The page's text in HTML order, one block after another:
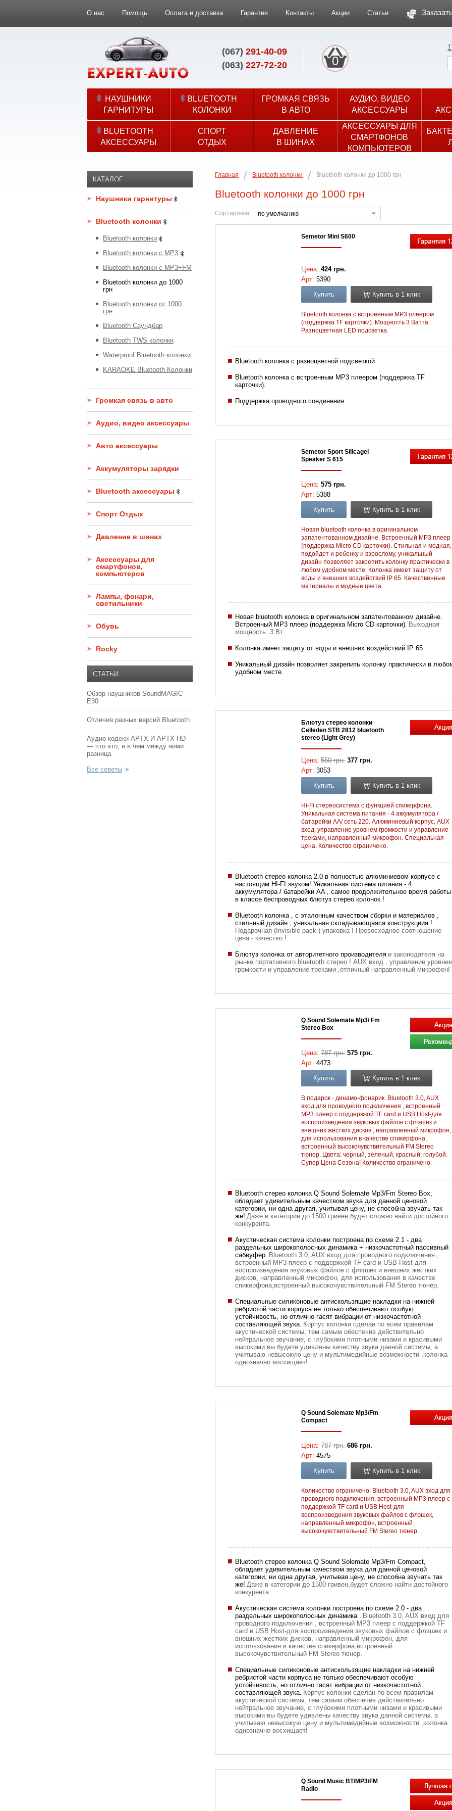
О нас Помощь Оплата и доставка Гарантия Контакты Акции Статьи
(067) 291-40-09
(063) 227-72-20 0
НАУШНИКИ
ГАРНИТУРЫ
BLUETOOTH
КОЛОНКИ
ГРОМКАЯ СВЯЗЬ
В АВТО
АУДИО, ВИДЕО
АКСЕССУАРЫ
BLUETOOTH
АКСЕССУАРЫ
СПОРТ
ОТДЫХ
ДАВЛЕНИЕ
В ШИНАХ
АКСЕССУАРЫ ДЛЯ
СМАРТФОНОВ
КОМПЬЮТЕРОВ
КАТАЛОГ
Наушники гарнитуры
Bluetooth колонки
Bluetooth колонки
Bluetooth колонки с MP3
Bluetooth колонки с MP3+FM
Bluetooth колонки до 1000
грн
Bluetooth колонки от 1000
грн
Bluetooth Саундбар
Bluetooth TWS колонки
Waterproof Bluetooth колонки
KARAOKE Bluetooth Колонки
Громкая связь в авто
Аудио, видео аксессуары
Авто аксессуары
Аккумуляторы зарядки
Bluetooth аксессуары
Спорт Отдых
Давление в шинах
Аксессуары для
смартфонов,
компьютеров
Лампы, фонари,
светильники
Обувь
Rocky
СТАТЬИ
Обзор наушников SoundMAGIC
E30
Отличия разных версий Bluetooth
Аудио кодеки APTX И APTX HD
— что это, и в чем между ними
разница
Все советы
Главная Bluetooth колонки Bluetooth колонки до 1000 грн
Bluetooth колонки до 1000 грн
Сортировка по умолчанию
Semetor Mini S600
Цена: 424 грн.
Арт: 5390
Купить
Купить в 1 клик
Bluetooth колонка с встроенным МР3 плеером
(поддержка TF карточки). Мощность 3 Ватта.
Разноцветная LED подсветка.
Bluetooth колонка с разноцветной подсветкой.
Bluetooth колонка с встроенным МР3 плеером (поддержка TF
карточки).
Поддержка проводного соединения.
Semetor Sport Silicagel
Speaker S 615
Цена: 575 грн.
Арт: 5388
Купить
Купить в 1 клик
Новая bluetooth колонка в оригинальном
запатентованном дизайне. Встроенный МР3 плеер
(поддержка Micro CD карточки). Стильная и модная,
подойдет и ребенку и взрослому, уникальный
дизайн позволяет закрепить колонку практически в
любом удобном месте. Колонка имеет защиту от
воды и внешних воздействий IP 65. Качественные
материалы и модные цвета.
Новая bluetooth колонка в оригинальном запатентованном дизайне.
Встроенный МР3 плеер (поддержка Micro CD карточки). Выходная
мощность: 3 Вт
Колонка имеет защиту от воды и внешних воздействий IP 65.
Уникальный дизайн позволяет закрепить колонку практически в
удобном месте.
Блютуз стерео колонки
Celleden STB 2812 bluetooth
stereo (Light Grey)
Цена: 550 грн. 377 грн.
Арт: 3053
Купить
Купить в 1 клик
Hi-Fi стереосистема с функцией спикерфона.
Уникальная система питания - 4 аккумулятора /
батарейки AA/ сеть 220. Алюминиевый корпус. AUX
вход, управление уровнем громкости и управление
треками, направленный микрофон. Специальная
цена. Количество ограничено.
Bluetooth стерео колонка 2.0 в полностью алюминиевом корпусе с
настоящим HI-FI звуком! Уникальная система питания - 4
аккумулятора / батарейки AA , cамое продолжительное время работы
в классе беспроводных блютуз стерео колонок !
Bluetooth колонка , с эталонным качеством сборки и материалов ,
стильный дизайн , уникальная складывающаяся конструкциия !
Подарочная (Invisible pack ) упаковка ! Превосходное соотношение
цена - качество !
Блютуз колонка от авторитетного производителя и законодателя на
рынке портативного bluetooth стерео ! AUX вход , управление
громкости и управление треками ,отличный направленный микрофон!
Q Sound Solemate Mp3/ Fm
Stereo Box
Цена: 787 грн. 575 грн.
Арт: 4473
Купить
Купить в 1 клик
В подарок - динамо-фонарик. Bluetooth 3.0, AUX
вход для проводного подключения , встроенный
MP3 плеер с поддержкой TF card и USB Host-для
воспроизведения звуковых файлов с флэшек и
внешних жестких дисков , направленный микрофон,
для использования в качестве спикерфона,
встроенный высокочувствительный FM Stereo
тюнер. Цвета: черный, зеленый, красный, голубой.
Супер Цена Сезона! Количество ограничено.
Bluetooth стерео колонка Q Sound Solemate Mp3/Fm Stereo Box,
обладает удивительным качеством звука для данной ценовой
категории, ни одна другая, учитывая цену, не способна звучать так
же! Даже в категории до 1500 гривен,будет сложно найти достойного
конкурента.
Акустическая система колонки построена по схеме 2.1 - два
раздельных широкополосных динамика + низкочастотный пассивный
сабвуфер. Bluetooth 3.0, AUX вход для проводного подключения ,
встроенный MP3 плеер с поддержкой TF card и USB Host-для
воспроизведения звуковых файлов с флэшек и внешних жестких
дисков, направленный микрофон, для использования в качестве
спикерфона,встроенный высокочувствительный FM Stereo тюнер.
Специальные силиконовые антискользящие накладки на нижней
ребристой части корпуса не только обеспечивают особую
устойчивость, но отлично гасят вибрации от низкочастотной
составляющей звука. Корпус колонки сделан по всем правилам
акустической системы, тем самым обеспечив действительно
нейтральное звучание, с глубокими плотными низами и красивыми
высокими вы будете удивлены качеству звука данной системы, а
учитываю невысокую цену и мультимедийные возможности ,колонка
однозначно восхищает!
Q Sound Solemate Mp3/Fm
Compact
Цена: 787 грн. 686 грн.
Арт: 4575
Купить
Купить в 1 клик
Количество ограничено. Bluetooth 3.0, AUX вход для
проводного подключения, встроенный MP3 плеер с
поддержкой TF card и USB Host-для
воспроизведения звуковых файлов с флэшек,
направленный микрофон, встроенный
высокочувствительный FM Stereo тюнер.
Bluetooth стерео колонка Q Sound Solemate Mp3/Fm Compact,
обладает удивительным качеством звука для данной ценовой
категории, ни одна другая, учитывая цену, не способна звучать так
же! Даже в категории до 1500 гривен,будет сложно найти достойного
конкурента.
Акустическая система колонки построена по схеме 2.0 - два
раздельных широкополосных динамика . Bluetooth 3.0, AUX вход для
проводного подключения , встроенный MP3 плеер с поддержкой TF
card и USB Host-для воспроизведения звуковых файлов с флэшек и
внешних жестких дисков, направленный микрофон, для
использования в качестве спикерфона,встроенный
высокочувствительный FM Stereo тюнер.
Специальные силиконовые антискользящие накладки на нижней
ребристой части корпуса не только обеспечивают особую
устойчивость, но отлично гасят вибрации от низкочастотной
составляющей звука. Корпус колонки сделан по всем правилам
акустической системы, тем самым обеспечив действительно
нейтральное звучание, с глубокими плотными низами и красивыми
высокими вы будете удивлены качеству звука данной системы, а
учитываю невысокую цену и мультимедийные возможности ,колонка
однозначно восхищает!
Q Sound Music BT/MP3/FM
Radio